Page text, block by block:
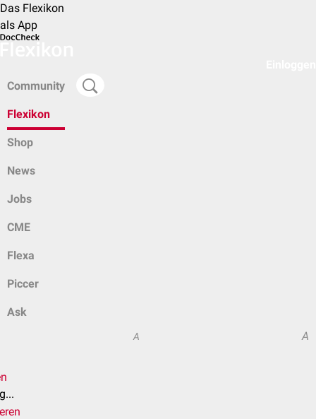
Das Flexikon
als App
Community
Flexikon
Shop
News
Jobs
CME
Flexa
Piccer
Ask
A A